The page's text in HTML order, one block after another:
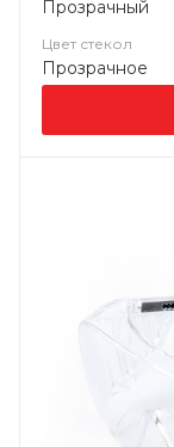
Прозрачный
Цвет стекол
Прозрачное